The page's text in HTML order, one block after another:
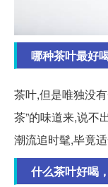
哪种茶叶最好
茶叶,但是唯独没
茶”的味道来,说不
潮流追时髦,毕竟
什么茶叶好喝